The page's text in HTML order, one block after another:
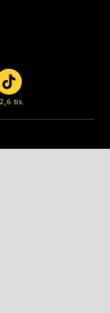
tis.